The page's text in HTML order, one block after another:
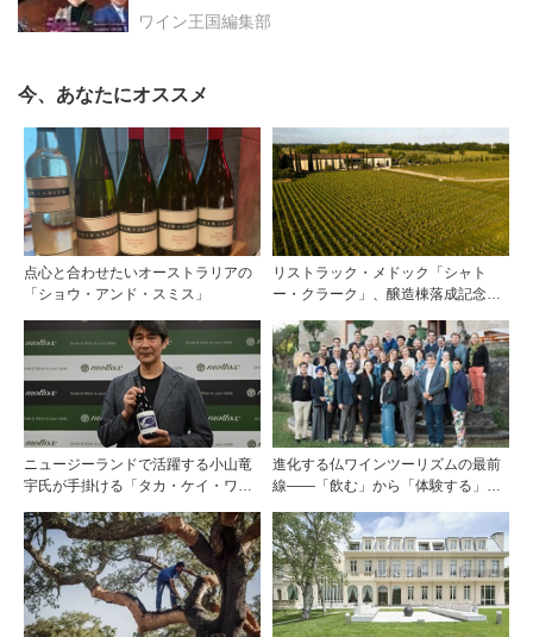
ワイン王国編集部
今、あなたにオススメ
点心と合わせたいオーストラリアの
「ショウ・アンド・スミス」
リストラック・メドック「シャト
ー・クラーク」、醸造棟落成記念夕
ニュージーランドで活躍する小山竜
宇氏が手掛ける「タカ・ケイ・ワイ
始
進化する仏ワインツーリズムの最前
線――「飲む」から「体験する」プ
フランスのドメーヌグループ組織が
描く、五感で深掘りする次世代のテ
ロワール体験